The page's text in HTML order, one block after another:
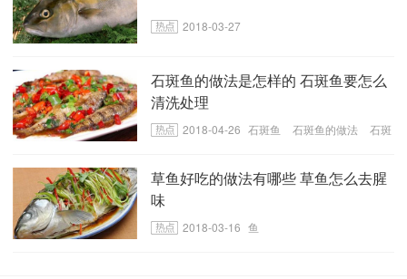
2018-03-27
石斑鱼的做法是怎样的 石斑鱼要怎么
清洗处理
2018-04-26 石斑鱼 石斑鱼的做法
石斑
草鱼好吃的做法有哪些 草鱼怎么去腥
味
2018-03-16 鱼